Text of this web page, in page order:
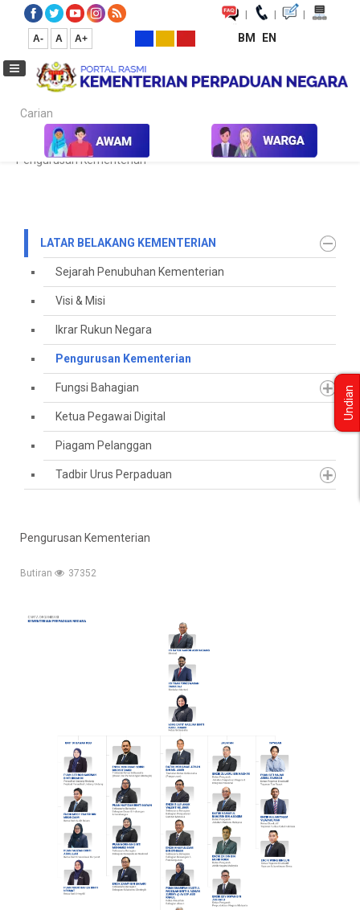
| | |
A- A A+ BM EN
Carian...
Laman Utama Korporat
Latar Belakang Kementerian
Pengurusan Kementerian
LATAR BELAKANG KEMENTERIAN
Sejarah Penubuhan Kementerian
Visi & Misi
Ikrar Rukun Negara
Pengurusan Kementerian
Fungsi Bahagian
Ketua Pegawai Digital
Piagam Pelanggan
Tadbir Urus Perpaduan
Pengurusan Kementerian
Butiran 37352
Undian